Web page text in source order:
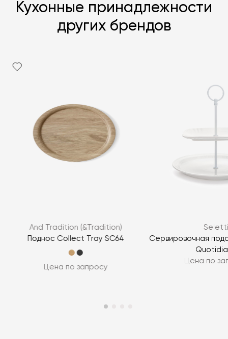
политикой персональных данных
ЗАДАТЬ ВОПРОС
Кухонные принадлежности
других брендов
And Tradition (&Tradition)
Поднос Collect Tray SC64
Цена по запросу
Seletti
Сервировочная
Цена по